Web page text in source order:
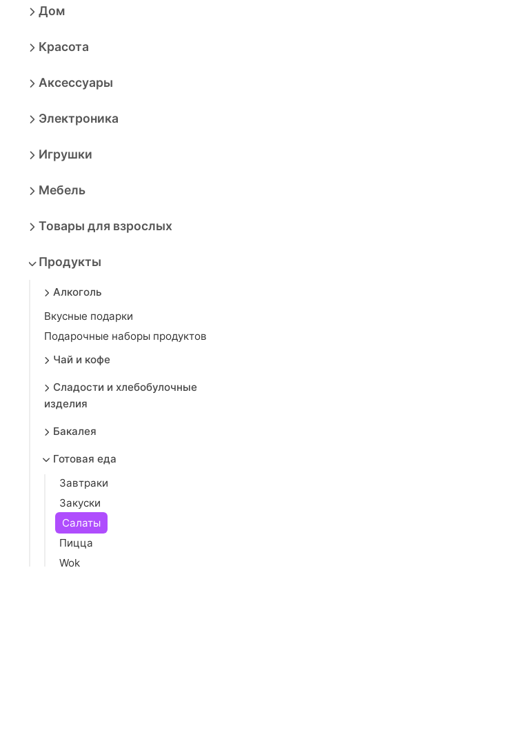
Дом
Красота
Аксессуары
Электроника
Игрушки
Мебель
Товары для взрослых
Продукты
Алкоголь
Вкусные подарки
Подарочные наборы продуктов
Чай и кофе
Сладости и хлебобулочные
изделия
Бакалея
Готовая еда
Завтраки
Закуски
Салаты
Пицца
Wok